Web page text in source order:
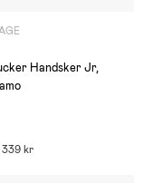
Handsker Jr,
kr